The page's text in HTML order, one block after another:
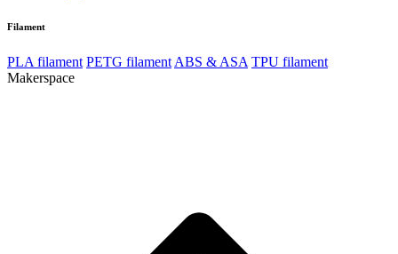
Filament
PLA filament PETG filament ABS & ASA TPU filament
Makerspace